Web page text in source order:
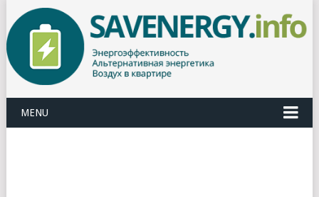
MENU